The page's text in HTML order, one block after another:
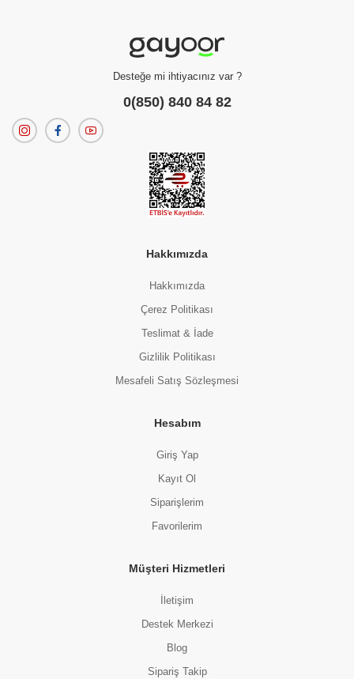
Desteğe mi ihtiyacınız var ?
0(850) 840 84 82
Hakkımızda
Hakkımızda
Çerez Politikası
Teslimat & İade
Gizlilik Politikası
Mesafeli Satış Sözleşmesi
Hesabım
Giriş Yap
Kayıt Ol
Siparişlerim
Favorilerim
Müşteri Hizmetleri
İletişim
Destek Merkezi
Blog
Sipariş Takip